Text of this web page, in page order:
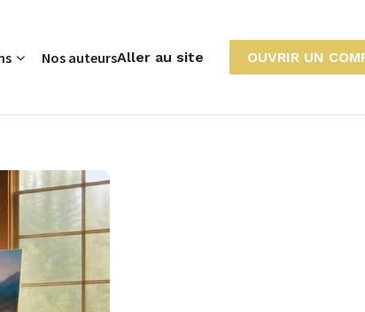
Nos auteursAller au site OUVRIR UN